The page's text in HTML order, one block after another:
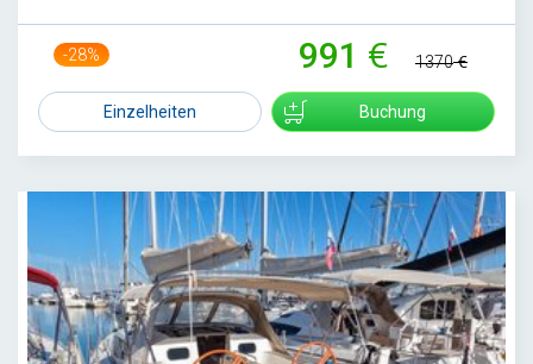
-28% 991 1370
Einzelheiten Buchung